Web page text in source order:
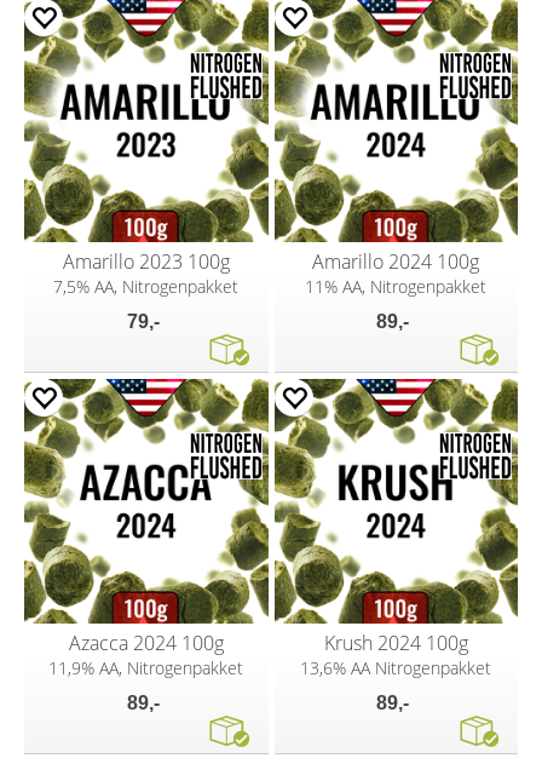
Amarillo 2023 100g
7,5% AA, Nitrogenpakket
79,-
Amarillo 2024 100g
11% AA, Nitrogenpakket
89,-
Azacca 2024 100g
11,9% AA, Nitrogenpakket
89,-
Krush 2024 100g
13,6% AA Nitrogenpakket
89,-